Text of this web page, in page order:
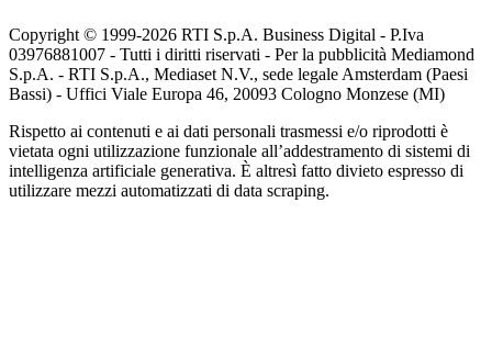
Copyright © 1999-2026 RTI S.p.A. Business Digital - P.Iva
03976881007 - Tutti i diritti riservati - Per la pubblicità Mediamond
S.p.A. - RTI S.p.A., Mediaset N.V., sede legale Amsterdam (Paesi
Bassi) - Uffici Viale Europa 46, 20093 Cologno Monzese (MI)
Rispetto ai contenuti e ai dati personali trasmessi e/o riprodotti è
vietata ogni utilizzazione funzionale all’addestramento di sistemi di
intelligenza artificiale generativa. È altresì fatto divieto espresso di
utilizzare mezzi automatizzati di data scraping.